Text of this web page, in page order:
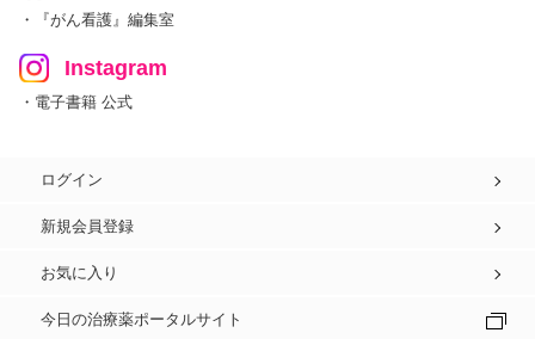
・『がん看護』編集室
Instagram
・電子書籍 公式
ログイン
新規会員登録
お気に入り
今日の治療薬ポータルサイト